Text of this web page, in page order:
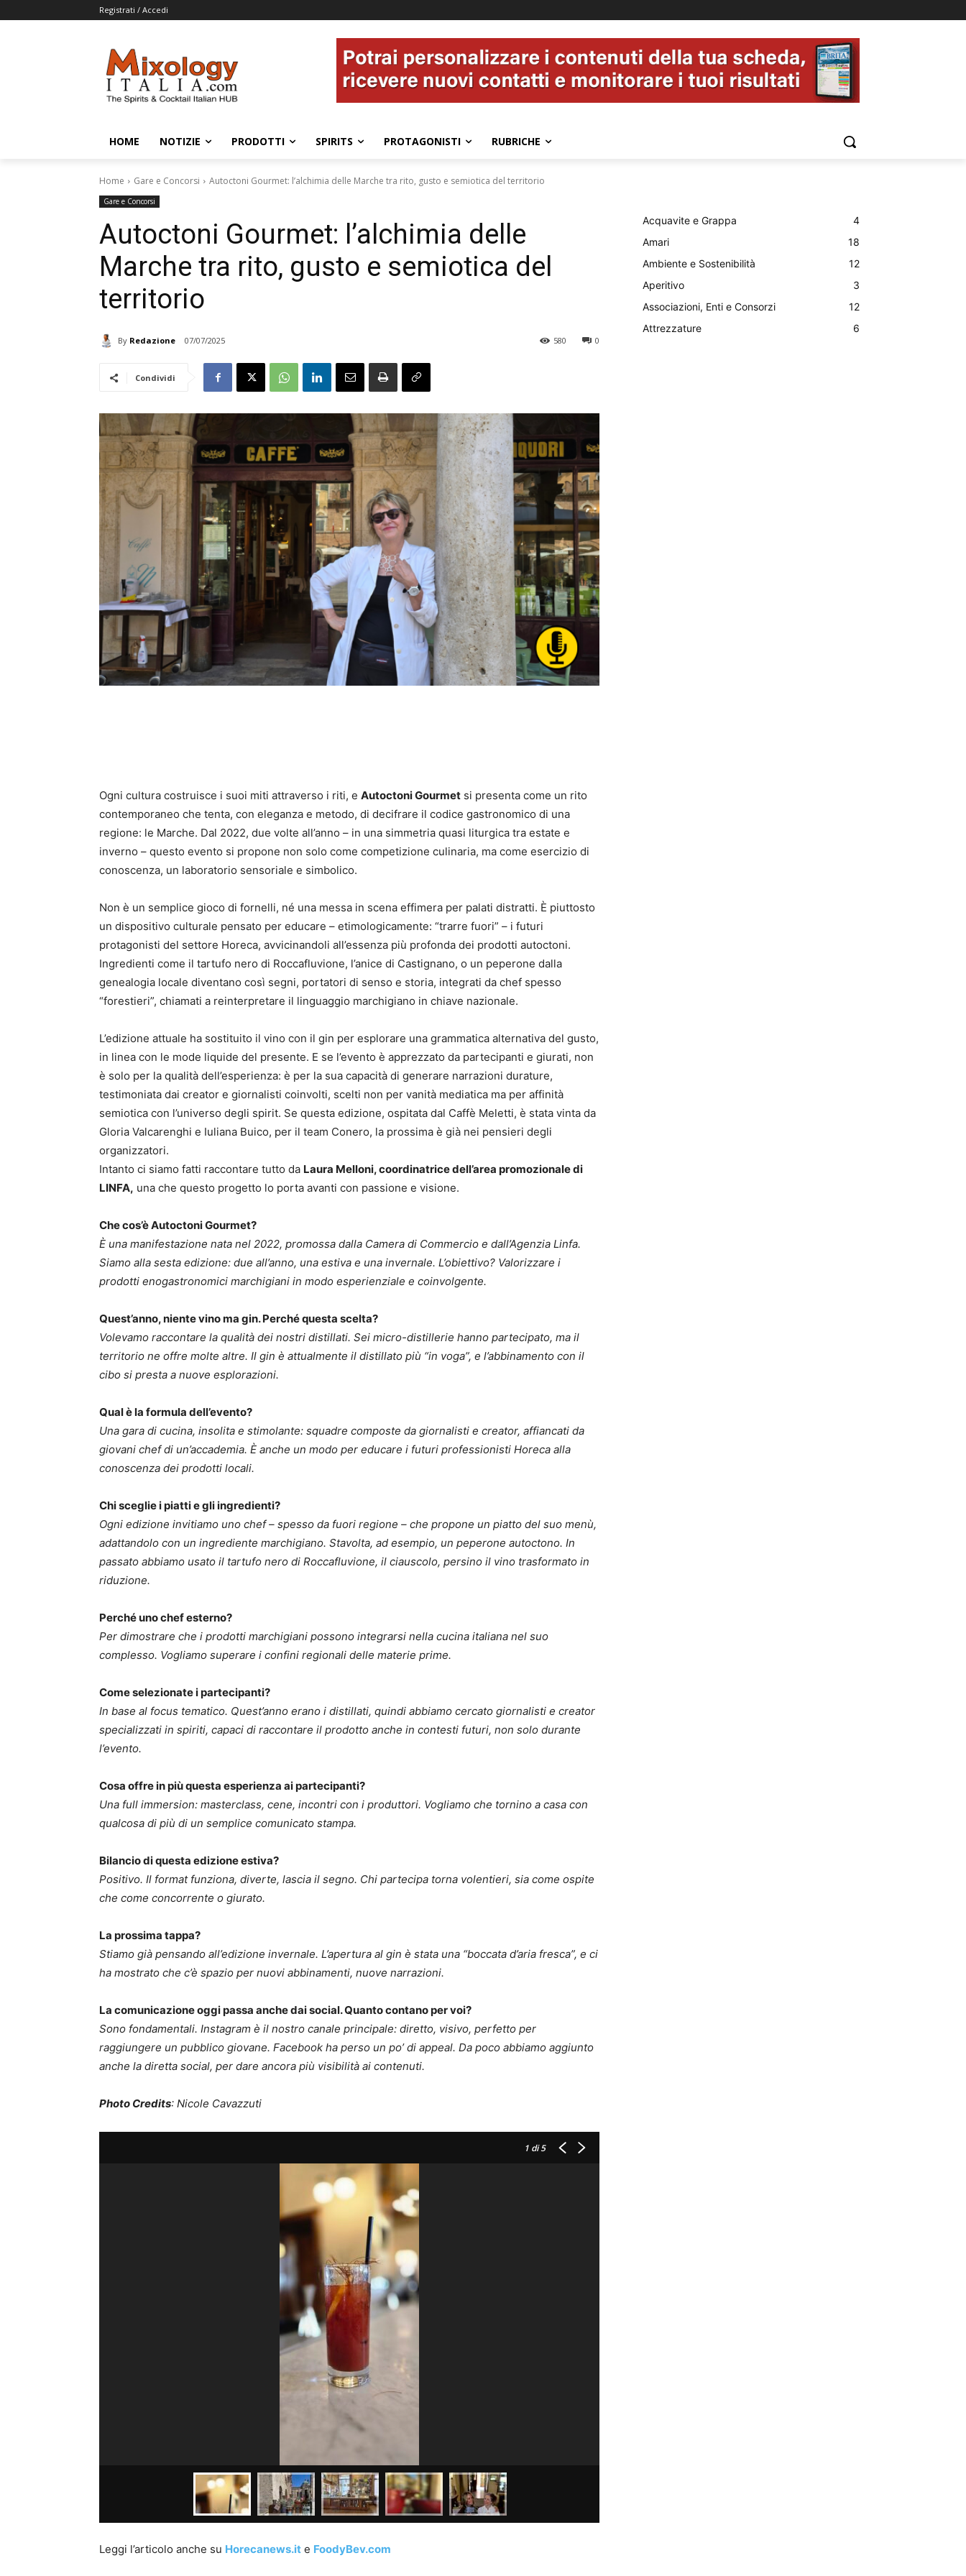
Registrati / Accedi
HOME NOTIZIE PRODOTTI SPIRITS PROTAGONISTI RUBRICHE
Home Gare e Concorsi Autoctoni Gourmet: l’alchimia delle Marche tra rito, gusto e semiotica del territorio
Gare e Concorsi
Autoctoni Gourmet: l’alchimia delle
Marche tra rito, gusto e semiotica del
territorio
By Redazione 07/07/2025 0
580
Condividi
Ogni cultura costruisce i suoi miti attraverso i riti, e Autoctoni Gourmet si presenta come un rito
contemporaneo che tenta, con eleganza e metodo, di decifrare il codice gastronomico di una
regione: le Marche. Dal 2022, due volte all’anno – in una simmetria quasi liturgica tra estate e
inverno – questo evento si propone non solo come competizione culinaria, ma come esercizio di
conoscenza, un laboratorio sensoriale e simbolico.
Non è un semplice gioco di fornelli, né una messa in scena effimera per palati distratti. È piuttosto
un dispositivo culturale pensato per educare – etimologicamente: “trarre fuori” – i futuri
protagonisti del settore Horeca, avvicinandoli all’essenza più profonda dei prodotti autoctoni.
Ingredienti come il tartufo nero di Roccafluvione, l’anice di Castignano, o un peperone dalla
genealogia locale diventano così segni, portatori di senso e storia, integrati da chef spesso
“forestieri”, chiamati a reinterpretare il linguaggio marchigiano in chiave nazionale.
L’edizione attuale ha sostituito il vino con il gin per esplorare una grammatica alternativa del gusto,
in linea con le mode liquide del presente. E se l’evento è apprezzato da partecipanti e giurati, non
è solo per la qualità dell’esperienza: è per la sua capacità di generare narrazioni durature,
testimoniata dai creator e giornalisti coinvolti, scelti non per vanità mediatica ma per affinità
semiotica con l’universo degli spirit. Se questa edizione, ospitata dal Caffè Meletti, è stata vinta da
Gloria Valcarenghi e Iuliana Buico, per il team Conero, la prossima è già nei pensieri degli
organizzatori.
Intanto ci siamo fatti raccontare tutto da Laura Melloni, coordinatrice dell’area promozionale di
LINFA, una che questo progetto lo porta avanti con passione e visione.
Che cos’è Autoctoni Gourmet?
È una manifestazione nata nel 2022, promossa dalla Camera di Commercio e dall’Agenzia Linfa.
Siamo alla sesta edizione: due all’anno, una estiva e una invernale. L’obiettivo? Valorizzare i
prodotti enogastronomici marchigiani in modo esperienziale e coinvolgente.
Quest’anno, niente vino ma gin. Perché questa scelta?
Volevamo raccontare la qualità dei nostri distillati. Sei micro-distillerie hanno partecipato, ma il
territorio ne offre molte altre. Il gin è attualmente il distillato più “in voga”, e l’abbinamento con il
cibo si presta a nuove esplorazioni.
Qual è la formula dell’evento?
Una gara di cucina, insolita e stimolante: squadre composte da giornalisti e creator, affiancati da
giovani chef di un’accademia. È anche un modo per educare i futuri professionisti Horeca alla
conoscenza dei prodotti locali.
Chi sceglie i piatti e gli ingredienti?
Ogni edizione invitiamo uno chef – spesso da fuori regione – che propone un piatto del suo menù,
adattandolo con un ingrediente marchigiano. Stavolta, ad esempio, un peperone autoctono. In
passato abbiamo usato il tartufo nero di Roccafluvione, il ciauscolo, persino il vino trasformato in
riduzione.
Perché uno chef esterno?
Per dimostrare che i prodotti marchigiani possono integrarsi nella cucina italiana nel suo
complesso. Vogliamo superare i confini regionali delle materie prime.
Come selezionate i partecipanti?
In base al focus tematico. Quest’anno erano i distillati, quindi abbiamo cercato giornalisti e creator
specializzati in spiriti, capaci di raccontare il prodotto anche in contesti futuri, non solo durante
l’evento.
Cosa offre in più questa esperienza ai partecipanti?
Una full immersion: masterclass, cene, incontri con i produttori. Vogliamo che tornino a casa con
qualcosa di più di un semplice comunicato stampa.
Bilancio di questa edizione estiva?
Positivo. Il format funziona, diverte, lascia il segno. Chi partecipa torna volentieri, sia come ospite
che come concorrente o giurato.
La prossima tappa?
Stiamo già pensando all’edizione invernale. L’apertura al gin è stata una “boccata d’aria fresca”, e ci
ha mostrato che c’è spazio per nuovi abbinamenti, nuove narrazioni.
La comunicazione oggi passa anche dai social. Quanto contano per voi?
Sono fondamentali. Instagram è il nostro canale principale: diretto, visivo, perfetto per
raggiungere un pubblico giovane. Facebook ha perso un po’ di appeal. Da poco abbiamo aggiunto
anche la diretta social, per dare ancora più visibilità ai contenuti.
Photo Credits: Nicole Cavazzuti
1 di 5
Leggi l’articolo anche su Horecanews.it e FoodyBev.com
Acquavite e Grappa
4
Amari
18
Ambiente e Sostenibilità
12
Aperitivo
3
Associazioni, Enti e Consorzi
12
Attrezzature
6